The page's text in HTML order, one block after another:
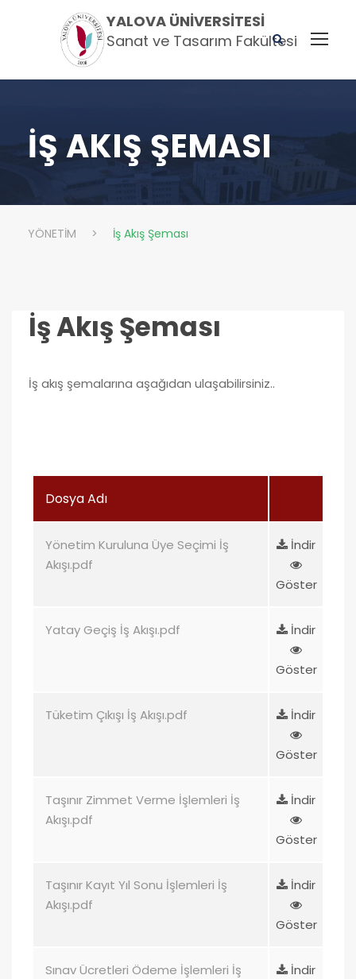
YALOVA ÜNIVERSITESI
Sanat ve Tasarım Fakültesi
İŞ AKIŞ ŞEMASI
YÖNETİM > İş Akış Şeması
İş Akış Şeması
İş akış şemalarına aşağıdan ulaşabilirsiniz..
Dosya Adı
Yönetim Kuruluna Üye Seçimi İş
Akışı.pdf
İndir
Göster
Yatay Geçiş İş Akışı.pdf İndir
Göster
Tüketim Çıkışı İş Akışı.pdf İndir
Göster
Taşınır Zimmet Verme İşlemleri İş
Akışı.pdf
İndir
Göster
Taşınır Kayıt Yıl Sonu İşlemleri İş
Akışı.pdf
İndir
Göster
Sınav Ücretleri Ödeme İşlemleri İş
İndir